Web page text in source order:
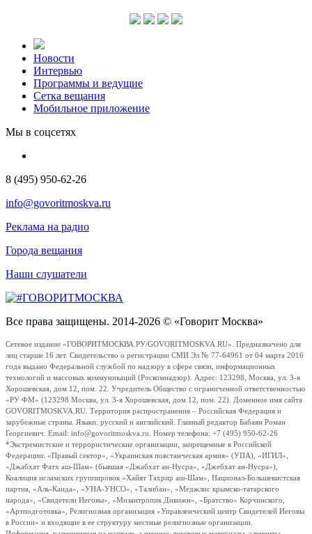
Новости
Интервью
Программы и ведущие
Сетка вещания
Мобильное приложение
Мы в соцсетях
8 (495) 950-62-26
info@govoritmoskva.ru
Реклама на радио
Города вещания
Наши слушатели
Все права защищены. 2014-2026 © «Говорит Москва»
Сетевое издание «ГОВОРИТМОСКВА.РУ/GOVORITMOSKVA.RU». Предназначено для
лиц старше 16 лет. Свидетельство о регистрации СМИ Эл № 77-64961 от 04 марта 2016
года выдано Федеральной службой по надзору в сфере связи, информационных
технологий и массовых коммуникаций (Роскомнадзор). Адрес: 123298, Москва, ул. 3-я
Хорошевская, дом 12, пом. 22. Учредитель Общество с ограниченной ответственностью
«РУ ФМ» (123298 Москва, ул. 3-я Хорошевская, дом 12, пом. 22). Доменное имя сайта
GOVORITMOSKVA.RU. Территория распространения – Российская Федерация и
зарубежные страны. Языки: русский и английский. Главный редактор Бабаян Роман
Георгиевич. Email: info@govoritmoskva.ru. Номер телефона: +7 (495) 950-62-26
*Экстремистские и террористические организации, запрещенные в Российской
Федерации: «Правый сектор», «Украинская повстанческая армия» (УПА), «ИГИЛ»,
«Джабхат Фатх аш-Шам» (бывшая «Джабхат ан-Нусра», «Джебхат ан-Нусра»),
Коалиция исламских группировок «Хайят Тахрир аш-Шам», Национал-Большевистская
партия, «Аль-Каида», «УНА-УНСО», «Талибан», «Меджлис крымско-татарского
народа», «Свидетели Иеговы», «Мизантропик Дивижн», «Братство» Корчинского,
«Артподготовка», Религиозная организация «Управленческий центр Свидетелей Иеговы
в России» и входящие в ее структуру местные религиозные организации.